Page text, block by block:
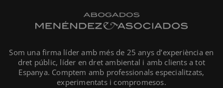
Som una firma líder amb més de 25 anys d’experiència en
dret públic, líder en dret ambiental i amb clients a tot
Espanya. Comptem amb professionals especialitzats,
experimentats i compromesos.